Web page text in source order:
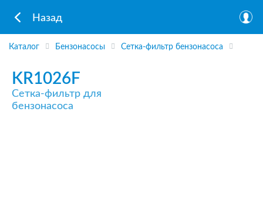
Назад
Каталог Бензонасосы Сетка-фильтр бензонасоса
KR1026F
Сетка-фильтр для
бензонасоса